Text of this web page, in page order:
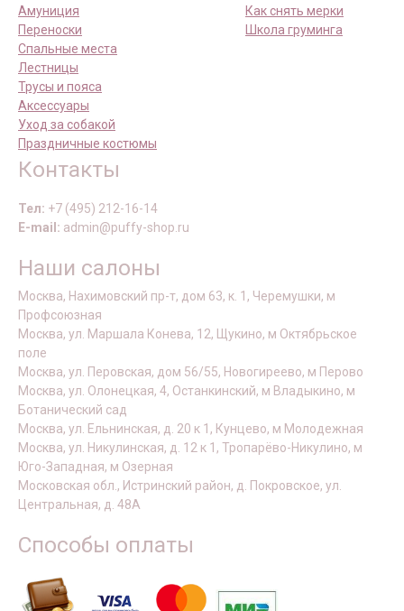
Амуниция
Переноски
Спальные места
Лестницы
Трусы и пояса
Аксессуары
Уход за собакой
Праздничные костюмы
Как снять мерки
Школа груминга
Контакты
Тел: +7 (495) 212-16-14
E-mail: admin@puffy-shop.ru
Наши салоны
Москва, Нахимовский пр-т, дом 63, к. 1, Черемушки, м
Профсоюзная
Москва, ул. Маршала Конева, 12, Щукино, м Октябрьское
поле
Москва, ул. Перовская, дом 56/55, Новогиреево, м Перово
Москва, ул. Олонецкая, 4, Останкинский, м Владыкино, м
Ботанический сад
Москва, ул. Ельнинская, д. 20 к 1, Кунцево, м Молодежная
Москва, ул. Никулинская, д. 12 к 1, Тропарёво-Никулино, м
Юго-Западная, м Озерная
Московская обл., Истринский район, д. Покровское, ул.
Центральная, д. 48А
Способы оплаты